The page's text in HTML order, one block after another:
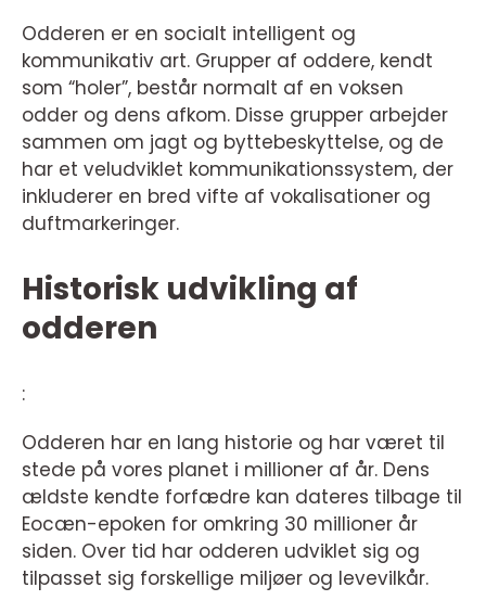
Odderen er en socialt intelligent og
kommunikativ art. Grupper af oddere, kendt
som “holer”, består normalt af en voksen
odder og dens afkom. Disse grupper arbejder
sammen om jagt og byttebeskyttelse, og de
har et veludviklet kommunikationssystem, der
inkluderer en bred vifte af vokalisationer og
duftmarkeringer.
Historisk udvikling af
odderen
:
Odderen har en lang historie og har været til
stede på vores planet i millioner af år. Dens
ældste kendte forfædre kan dateres tilbage til
Eocæn-epoken for omkring 30 millioner år
siden. Over tid har odderen udviklet sig og
tilpasset sig forskellige miljøer og levevilkår.